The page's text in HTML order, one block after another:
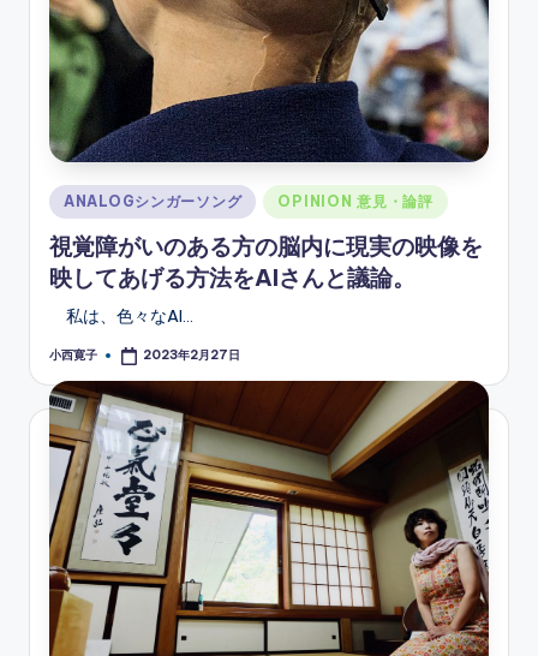
Posted
in
ANALOGシンガーソング OPINION 意見・論評
視覚障がいのある方の脳内に現実の映像を
映してあげる方法をAIさんと議論。
私は、色々なAI…
Posted
小西寛子 2023年2月27日